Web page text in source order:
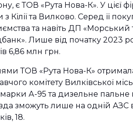
є ТОВ «Рута Нова-К». У цієї
Кілії та Вилково. Серед її
та навіть ДП «Морський
Лише від початку 2023
6,86 млн грн.
ТОВ «Рута Нова-К»
комітету Вилківської
А-95 та дизельне пальне
зможуть лише на одній АЗС
18.